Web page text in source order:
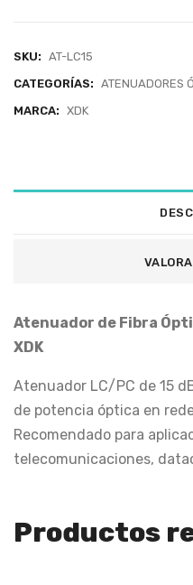
SKU: AT-LC15
CATEGORÍAS: ATENUADORES
MARCA: XDK
Atenuador de Fibra
XDK
Atenuador LC/PC de 15
de potencia óptica en
Recomendado para
telecomunicaciones,
Productos